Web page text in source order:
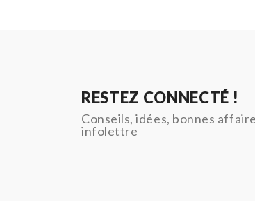
RESTEZ CONNECTÉ !
Conseils, idées, bonnes
infolettre